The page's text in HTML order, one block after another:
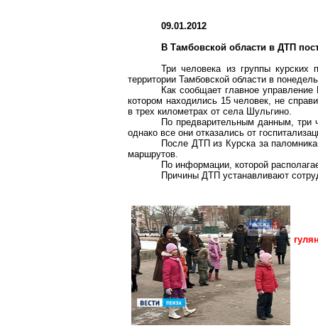
09.01.2012
В Тамбовской области в ДТП
Три человека из группы
территории Тамбовской области в
Как сообщает главное
котором находились 15 человек, не
в трех километрах от села Шульгино.
По предварительным данным, три
однако все они отказались от
После ДТП из Курска за
маршрутов.
По информации, которой
Причины ДТП устанавливают